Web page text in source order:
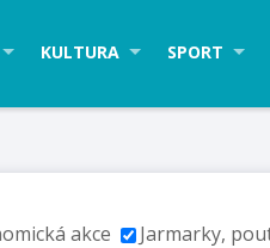
KULTURA SPORT
akce Jarmarky,